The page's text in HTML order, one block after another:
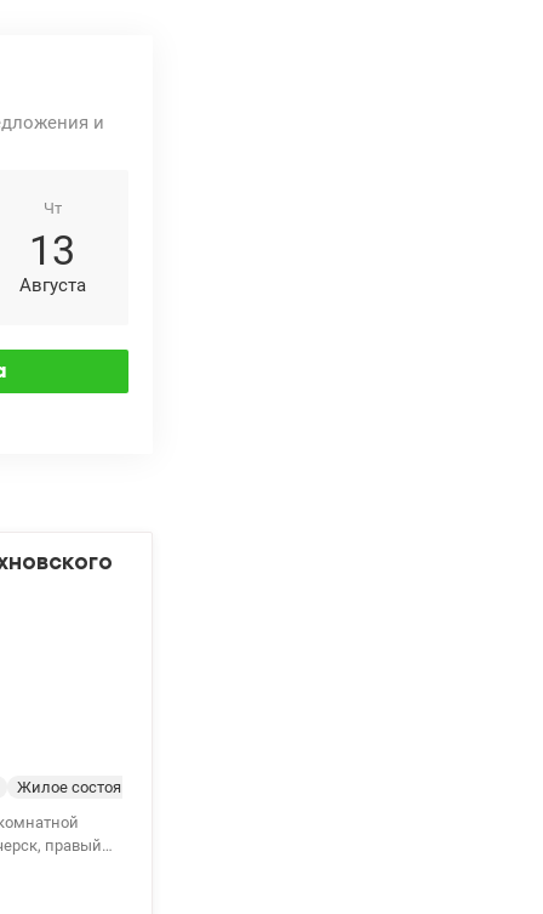
и
Чт
13
Августа
Жилое состояние
правый